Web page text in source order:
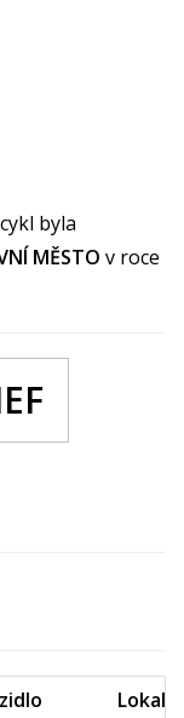
byla
MĚSTO v roce